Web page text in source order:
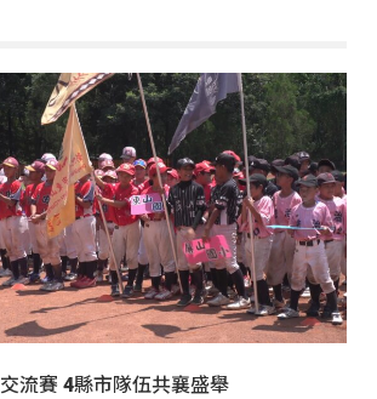
流賽 4縣市隊伍共襄盛舉